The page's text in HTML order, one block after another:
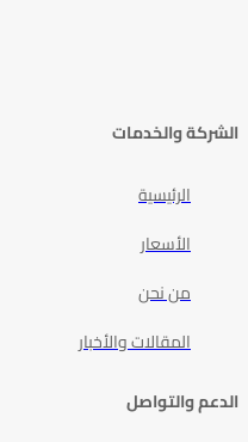
الشركة والخدمات
الرئيسية
الأسعار
من نحن
المقالات والأخبار
الدعم والتواصل